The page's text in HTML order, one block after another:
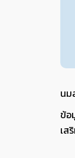
นม
ข้อ
เส